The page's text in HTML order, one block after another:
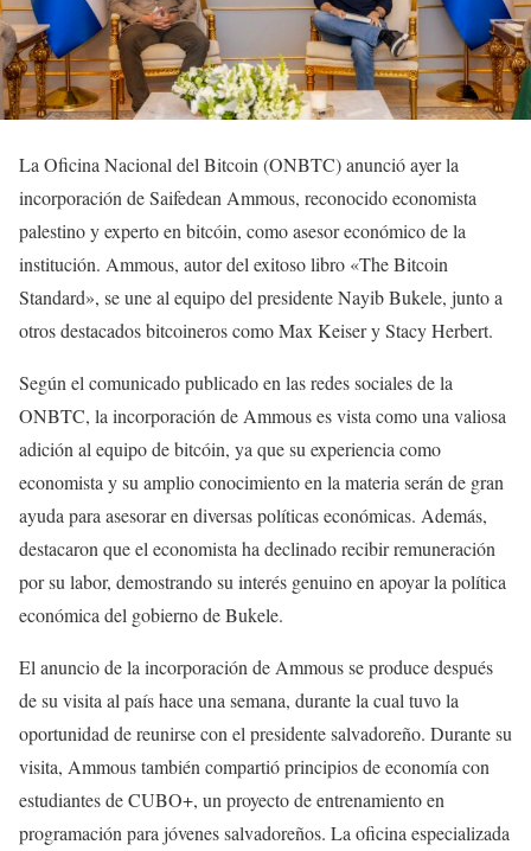
La Oficina Nacional del Bitcoin (ONBTC) anunció ayer la
incorporación de Saifedean Ammous, reconocido economista
palestino y experto en bitcóin, como asesor económico de la
institución. Ammous, autor del exitoso libro «The Bitcoin
Standard», se une al equipo del presidente Nayib Bukele, junto a
otros destacados bitcoineros como Max Keiser y Stacy Herbert.
Según el comunicado publicado en las redes sociales de la
ONBTC, la incorporación de Ammous es vista como una valiosa
adición al equipo de bitcóin, ya que su experiencia como
economista y su amplio conocimiento en la materia serán de gran
ayuda para asesorar en diversas políticas económicas. Además,
destacaron que el economista ha declinado recibir remuneración
por su labor, demostrando su interés genuino en apoyar la política
económica del gobierno de Bukele.
El anuncio de la incorporación de Ammous se produce después
de su visita al país hace una semana, durante la cual tuvo la
oportunidad de reunirse con el presidente salvadoreño. Durante su
visita, Ammous también compartió principios de economía con
estudiantes de CUBO+, un proyecto de entrenamiento en
programación para jóvenes salvadoreños. La oficina especializada